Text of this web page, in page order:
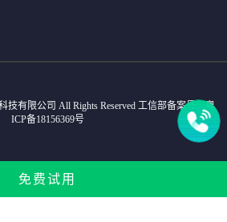
免费试用
有限公司 All Rights Reserved 工信部备案号：
粤
ICP备18156369号